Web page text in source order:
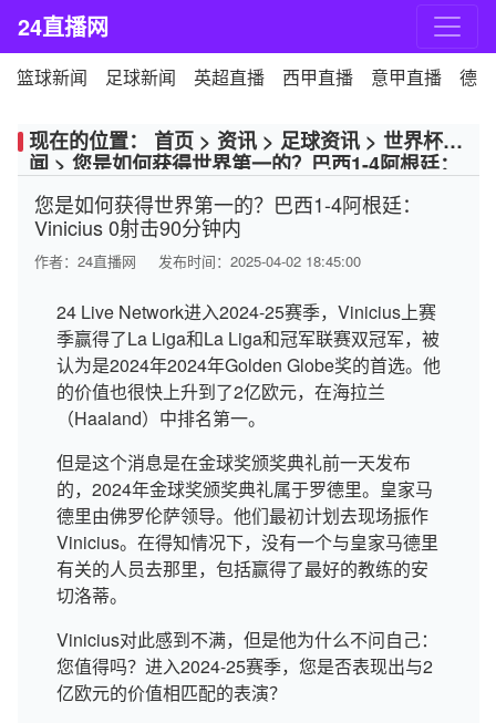
24直播网
篮球新闻 足球新闻 英超直播 西甲直播 意甲直播 德
现在的位置： 首页 > 资讯 > 足球资讯 > 世界杯新
闻 > 您是如何获得世界第一的？巴西1-4阿根廷：
您是如何获得世界第一的？巴西1-4阿根廷：
Vinicius 0射击90分钟内
作者： 24直播网 发布时间：2025-04-02 18:45:00
24 Live Network进入2024-25赛季，Vinicius上赛
季赢得了La Liga和La Liga和冠军联赛双冠军，被
认为是2024年2024年Golden Globe奖的首选。他
的价值也很快上升到了2亿欧元，在海拉兰
（Haaland）中排名第一。
但是这个消息是在金球奖颁奖典礼前一天发布
的，2024年金球奖颁奖典礼属于罗德里。皇家马
德里由佛罗伦萨领导。他们最初计划去现场振作
Vinicius。在得知情况下，没有一个与皇家马德里
有关的人员去那里，包括赢得了最好的教练的安
切洛蒂。
Vinicius对此感到不满，但是他为什么不问自己：
您值得吗？进入2024-25赛季，您是否表现出与2
亿欧元的价值相匹配的表演？